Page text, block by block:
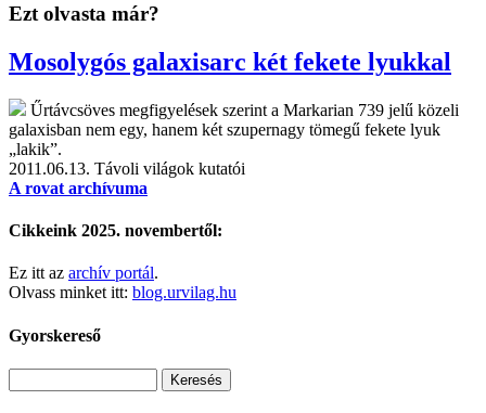
Ezt olvasta már?
Mosolygós galaxisarc két fekete lyukkal
Űrtávcsöves megfigyelések szerint a Markarian 739 jelű közeli
galaxisban nem egy, hanem két szupernagy tömegű fekete lyuk
„lakik”.
2011.06.13. Távoli világok kutatói
A rovat archívuma
Cikkeink 2025. novembertől:
Ez itt az archív portál.
Olvass minket itt: blog.urvilag.hu
Gyorskereső